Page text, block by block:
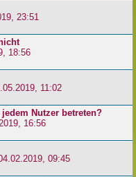
23:51
18:56
11:02
Nutzer betreten?
16:56
09:45